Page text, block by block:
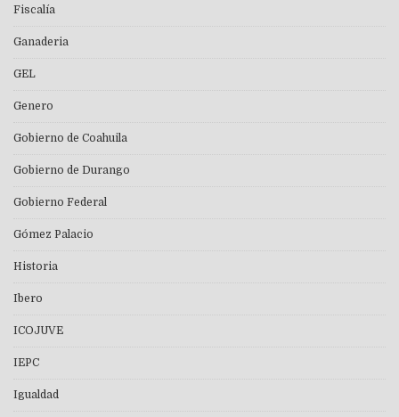
Fiscalía
Ganaderia
GEL
Genero
Gobierno de Coahuila
Gobierno de Durango
Gobierno Federal
Gómez Palacio
Historia
Ibero
ICOJUVE
IEPC
Igualdad